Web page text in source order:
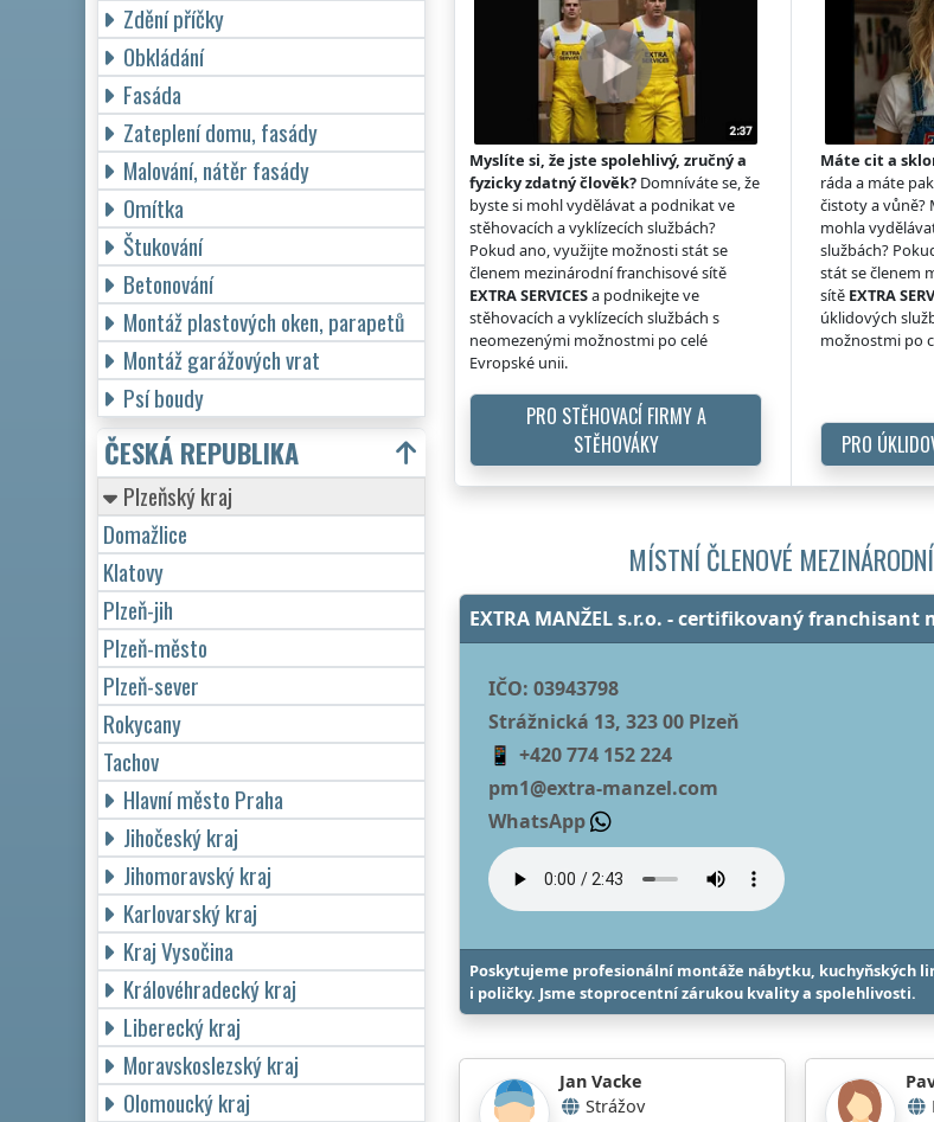
Myslíte si, že jste spolehlivý, zručný a
fyzicky zdatný člověk? Domníváte se, že
byste si mohl vydělávat a podnikat ve
stěhovacích a vyklízecích službách?
Pokud ano, využijte možnosti stát se
členem mezinárodní franchisové sítě
EXTRA SERVICESa podnikejte ve
stěhovacích a vyklízecích službách s
neomezenými možnostmi po celé
Evropské unii.
PRO STĚHOVACÍ FIRMY A
STĚHOVÁKY
Máte cit a
ráda a máte
čistoty a vůně?
mohla
službách?
stát se členem
sítě EXTRA
úklidových
možnostmi po
PRO
MÍSTNÍ ČLENOVÉ
EXTRA MANŽEL s.r.o. - certifikovaný franchisant
IČO: 03943798
Strážnická 13, 323 00 Plzeň
+420 774 152 224
pm1@extra-manzel.com
WhatsApp
Poskytujeme profesionální montáže nábytku, kuchyňských
i poličky. Jsme stoprocentní zárukou kvality a spolehlivosti.
Jan Vacke
Strážov
Zdění příčky
Obkládání
Fasáda
Zateplení domu, fasády
Malování, nátěr fasády
Omítka
Štukování
Betonování
Montáž plastových oken, parapetů
Montáž garážových vrat
Psí boudy
ČESKÁ REPUBLIKA
Plzeňský kraj
Domažlice
Klatovy
Plzeň-jih
Plzeň-město
Plzeň-sever
Rokycany
Tachov
Hlavní město Praha
Jihočeský kraj
Jihomoravský kraj
Karlovarský kraj
Kraj Vysočina
Královéhradecký kraj
Liberecký kraj
Moravskoslezský kraj
Olomoucký kraj